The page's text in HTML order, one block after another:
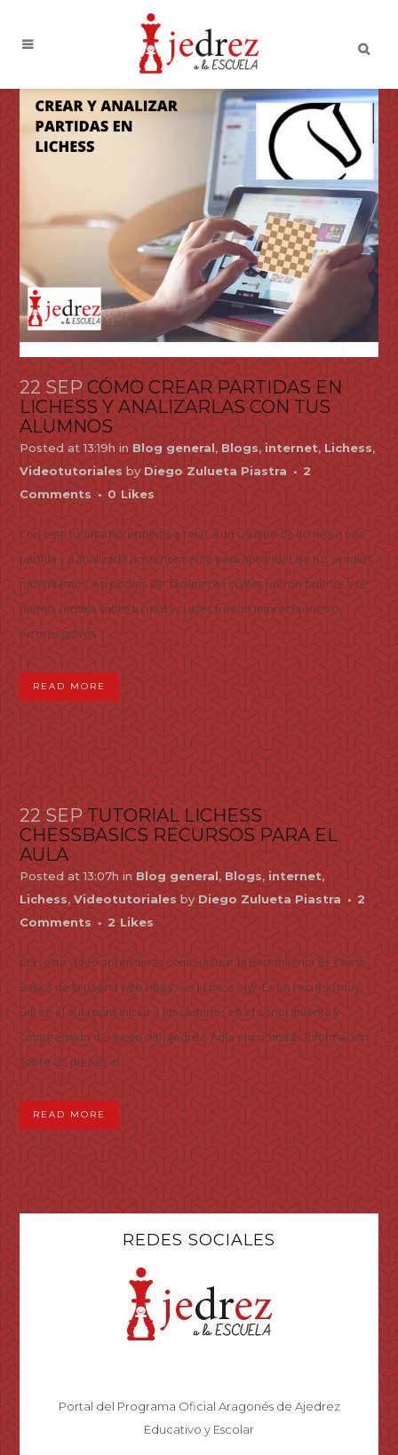
22 SEP CÓMO CREAR PARTIDAS EN
LICHESS Y ANALIZARLAS CON TUS
ALUMNOS
Posted at 13:19hinBlog general,Blogs,internet,Lichess,
Videotutoriales byDiego Zulueta Piastra
2
Comments
0 Likes
Con este tutorial aprenderás a retar a un usuario de lichess a una
partida y a analizarla posteriormente para aprender de tus propios
movimientos. Así podrás ver fácilmente cuáles fueron buenos y te
dieron ventaja sobre tu rival y cuales fueron imprecisiones o
errores graves...
READ MORE
22 SEP TUTORIAL LICHESS
CHESSBASICS RECURSOS PARA EL
AULA
Posted at 13:07hinBlog general,Blogs,internet,
Lichess,Videotutoriales byDiego Zulueta Piastra
2
Comments
2 Likes
Con este vídeo aprenderás cómo utilizar la herramienta de Chess
Basics de la página web https://es.lichess.org/. Es un recurso muy
útil en el aula para iniciar a los alumnos en el conocimiento y
comprensión del juego del ajedrez. Aquí encontrarás información
sobre las piezas, el...
READ MORE
REDES SOCIALES
Portal del Programa Oficial Aragonés de Ajedrez
Educativo y Escolar